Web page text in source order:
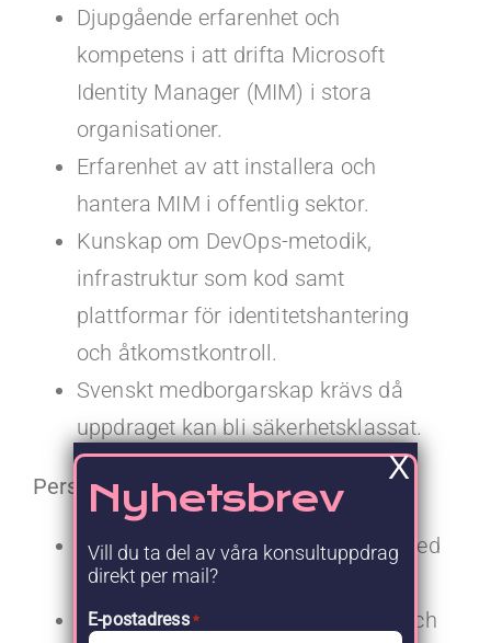
Djupgående erfarenhet och
kompetens i att drifta Microsoft
Identity Manager (MIM) i stora
organisationer.
Erfarenhet av att installera och
hantera MIM i offentlig sektor.
Kunskap om DevOps-metodik,
infrastruktur som kod samt
plattformar för identitetshantering
och åtkomstkontroll.
Svenskt medborgarskap krävs då
uppdraget kan bli säkerhetsklassat.
Personliga egenskaper:
Självständig och tekniskt kunnig med
lång erfarenhet inom området.
Förmåga att arbeta självständigt och
Nyhetsbrev
Vill du ta del av våra konsultuppdrag
direkt per mail?
E-postadress *
X